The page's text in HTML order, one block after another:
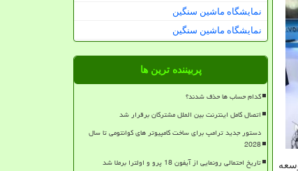
نمایشگاه ماشین سنگین
نمایشگاه ماشین سنگین
پربیننده ترین ها
کدام حساب ها حذف شدند؟
اتصال کامل اینترنت بین الملل مشترکان برقرار شد
دستور جدید ترامپ برای ساخت کامپیوتر های کوانتومی تا سال
2028
تاریخ احتمالی رونمایی از آیفون 18 پرو و اولترا برملا شد